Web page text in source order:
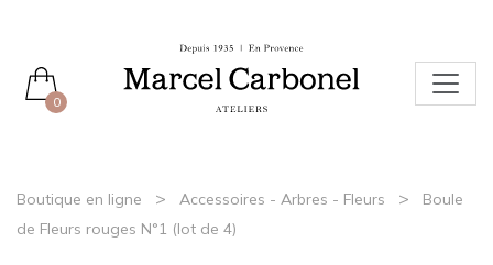
0
Boutique en ligne > Accessoires - Arbres - Fleurs >
Boule
de Fleurs rouges N°1 (lot de 4)